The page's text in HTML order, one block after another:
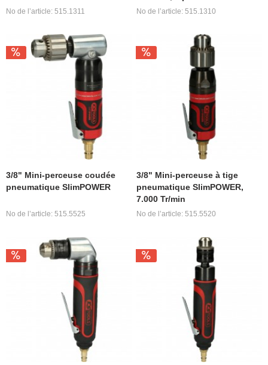
No de l’article: 515.1311 No de l’article: 515.1310
3/8" Mini-perceuse coudée
pneumatique SlimPOWER
No de l’article: 515.5525
3/8" Mini-perceuse à tige
pneumatique SlimPOWER,
7.000 Tr/min
No de l’article: 515.5520